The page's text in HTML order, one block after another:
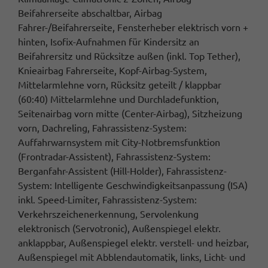
Beifahrerseite abschaltbar, Airbag
Fahrer-/Beifahrerseite, Fensterheber elektrisch vorn +
hinten, Isofix-Aufnahmen für Kindersitz an
Beifahrersitz und Rücksitze außen (inkl. Top Tether),
Knieairbag Fahrerseite, Kopf-Airbag-System,
Mittelarmlehne vorn, Rücksitz geteilt / klappbar
(60:40) Mittelarmlehne und Durchladefunktion,
Seitenairbag vorn mitte (Center-Airbag), Sitzheizung
vorn, Dachreling, Fahrassistenz-System:
Auffahrwarnsystem mit City-Notbremsfunktion
(Frontradar-Assistent), Fahrassistenz-System:
Berganfahr-Assistent (Hill-Holder), Fahrassistenz-
System: Intelligente Geschwindigkeitsanpassung (ISA)
inkl. Speed-Limiter, Fahrassistenz-System:
Verkehrszeichenerkennung, Servolenkung
elektronisch (Servotronic), Außenspiegel elektr.
anklappbar, Außenspiegel elektr. verstell- und heizbar,
Außenspiegel mit Abblendautomatik, links, Licht- und